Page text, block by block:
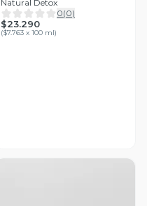
Natural Detox
0(0)
$23.290
($7.763 x 100 ml)